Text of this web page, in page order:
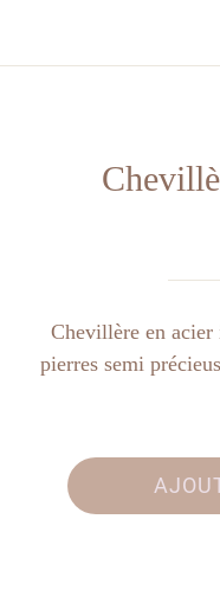
Chevillère en acier
pierres semi